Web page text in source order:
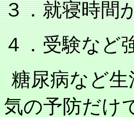
３．就寝時間
４．受験など
糖尿病など
気の予防だけ